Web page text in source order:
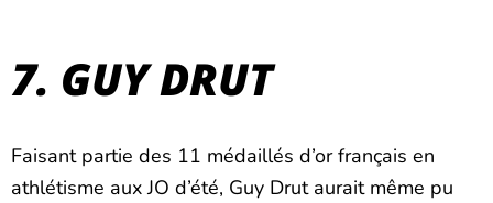
7. GUY DRUT
Faisant partie des 11 médaillés d’or français en
athlétisme aux JO d’été, Guy Drut aurait même pu